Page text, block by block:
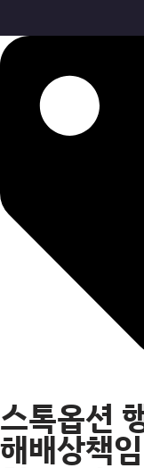
스톡옵션
해배상책